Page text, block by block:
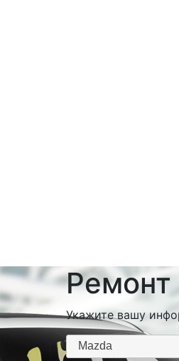
Ремонт
Укажите вашу
Mazda